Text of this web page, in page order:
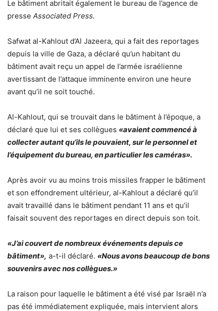
Le bâtiment abritait également le bureau de l’agence de
presse Associated Press.
Safwat al-Kahlout d’Al Jazeera, qui a fait des reportages
depuis la ville de Gaza, a déclaré qu’un habitant du
bâtiment avait reçu un appel de l’armée israélienne
avertissant de l’attaque imminente environ une heure
avant qu’il ne soit touché.
Al-Kahlout, qui se trouvait dans le bâtiment à l’époque, a
déclaré que lui et ses collègues «avaient commencé à
collecter autant qu’ils le pouvaient, sur le personnel et
l’équipement du bureau, en particulier les caméras».
Après avoir vu au moins trois missiles frapper le bâtiment
et son effondrement ultérieur, al-Kahlout a déclaré qu’il
avait travaillé dans le bâtiment pendant 11 ans et qu’il
faisait souvent des reportages en direct depuis son toit.
«J’ai couvert de nombreux événements depuis ce
bâtiment», a-t-il déclaré. «Nous avons beaucoup de bons
souvenirs avec nos collègues.»
La raison pour laquelle le bâtiment a été visé par Israël n’a
pas été immédiatement expliquée, mais intervient alors